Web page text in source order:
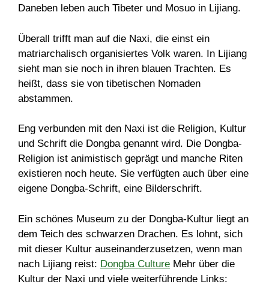
Daneben leben auch Tibeter und Mosuo in Lijiang.
Überall trifft man auf die Naxi, die einst ein
matriarchalisch organisiertes Volk waren. In Lijiang
sieht man sie noch in ihren blauen Trachten. Es
heißt, dass sie von tibetischen Nomaden
abstammen.
Eng verbunden mit den Naxi ist die Religion, Kultur
und Schrift die Dongba genannt wird. Die Dongba-
Religion ist animistisch geprägt und manche Riten
existieren noch heute. Sie verfügten auch über eine
eigene Dongba-Schrift, eine Bilderschrift.
Ein schönes Museum zu der Dongba-Kultur liegt an
dem Teich des schwarzen Drachen. Es lohnt, sich
mit dieser Kultur auseinanderzusetzen, wenn man
nach Lijiang reist: Dongba Culture Mehr über die
Kultur der Naxi und viele weiterführende Links: